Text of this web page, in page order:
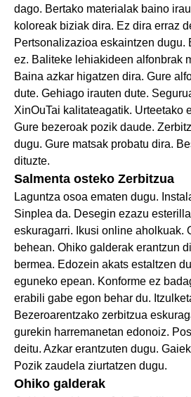
dago. Bertako materialak baino
koloreak biziak dira. Ez dira erraz
Pertsonalizazioa eskaintzen dugu.
ez. Baliteke lehiakideen alfonbrak
Baina azkar higatzen dira. Gure
dute. Gehiago irauten dute.
XinOuTai kalitateagatik. Urteetako
Gure bezeroak pozik daude.
dugu. Gure matsak probatu dira.
dituzte.
Salmenta osteko Zerbitzua
Laguntza osoa ematen dugu.
Sinplea da. Desegin ezazu
eskuragarri. Ikusi online aholkuak.
behean. Ohiko galderak erantzun
bermea. Edozein akats estaltzen
eguneko epean. Konforme ez
erabili gabe egon behar du.
Bezeroarentzako zerbitzua
gurekin harremanetan edonoiz.
deitu. Azkar erantzuten dugu.
Pozik zaudela ziurtatzen dugu.
Ohiko galderak